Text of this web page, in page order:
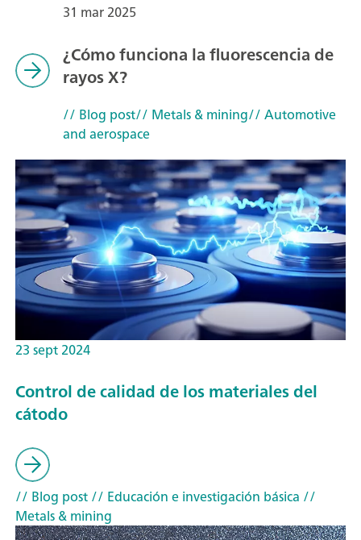
31 mar 2025
¿Cómo funciona la fluorescencia de
rayos X?
// Blog post// Metals & mining// Automotive
and aerospace
23 sept 2024
Control de calidad de los materiales del
cátodo
// Blog post// Educación e investigación básica //
Metals & mining